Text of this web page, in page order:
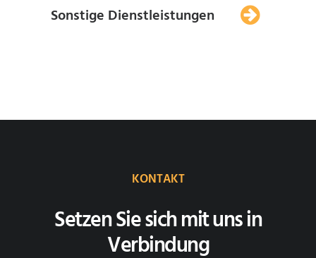
Sonstige Dienstleistungen
KONTAKT
Setzen Sie sich mit uns in
Verbindung